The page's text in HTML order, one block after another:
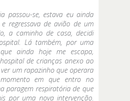
passou-se, estava eu ainda
regressava de avião de um
a caminho de casa, decidi
Lá também, por uma
ainda hoje me escapa,
de crianças anexo ao
um rapazinho que operara
em que entro no
paragem respiratória de que
por uma nova intervenção.